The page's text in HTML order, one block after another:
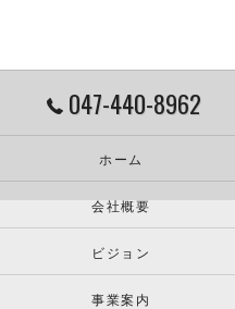
047-440-8962
ホーム
会社概要
ビジョン
事業案内